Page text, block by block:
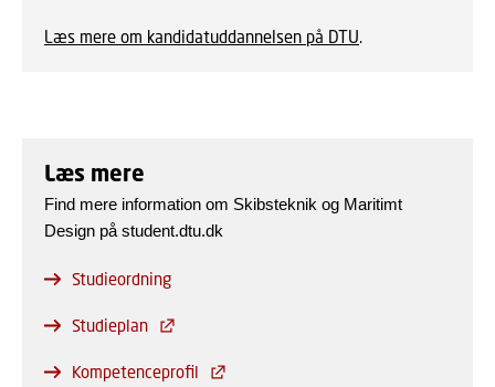
Læs mere om kandidatuddannelsen på DTU.
Læs mere
Find mere information om Skibsteknik og Maritimt
Design på student.dtu.dk
Studieordning
Studieplan
Kompetenceprofil